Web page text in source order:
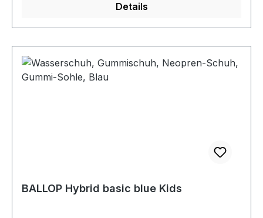
Details
BALLOP Hybrid basic blue Kids